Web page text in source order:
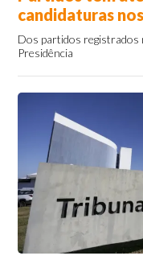
candidaturas
Dos partidos registrados
Presidência